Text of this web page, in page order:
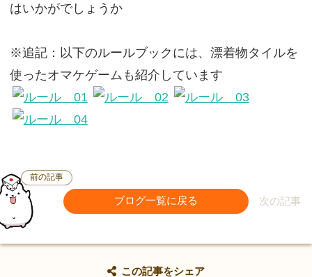
はいかがでしょうか
※追記：以下のルールブックには、漂着物タイルを
使ったオマケゲームも紹介しています
前の記事
ブログ一覧に戻る 次の記事
この記事をシェア